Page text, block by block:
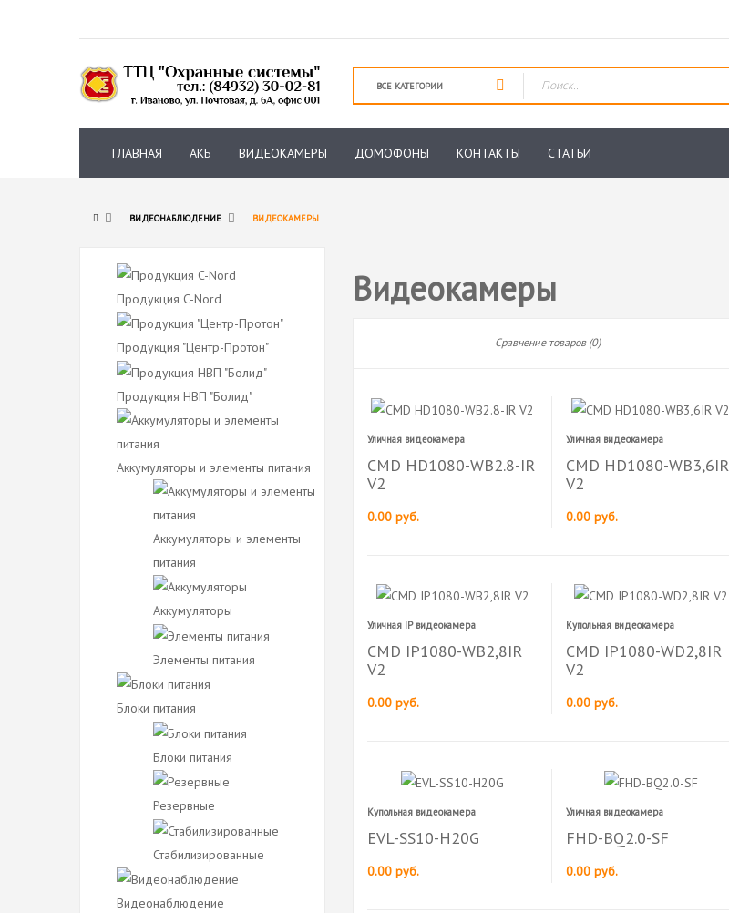
ГЛАВНАЯ АКБ ВИДЕОКАМЕРЫ ДОМОФОНЫ КОНТАКТЫ СТАТЬИ
ВИДЕОНАБЛЮДЕНИЕ ВИДЕОКАМЕРЫ
Продукция C-Nord
Продукция "Центр-Протон"
Продукция НВП "Болид"
Аккумуляторы и элементы питания
Аккумуляторы и элементы
питания
Аккумуляторы
Элементы питания
Блоки питания
Блоки питания
Резервные
Стабилизированные
Видеонаблюдение
Видеокамеры
Сравнение товаров (0)
Уличная видеокамера
CMD HD1080-WB2.8-IR
V2
0.00 руб.
Уличная видеокамера
CMD HD1080-WB3,6IR
V2
0.00 руб.
Уличная IP видеокамера
CMD IP1080-WB2,8IR
V2
0.00 руб.
Купольная видеокамера
CMD IP1080-WD2,8IR
V2
0.00 руб.
Купольная видеокамера
EVL-SS10-H20G
0.00 руб.
Уличная видеокамера
FHD-BQ2.0-SF
0.00 руб.